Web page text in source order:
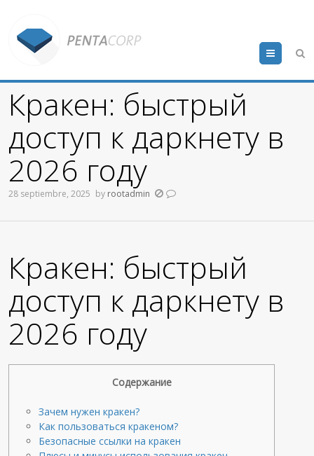
Menu
Кракен: быстрый
доступ к даркнету в
2026 году
28 septiembre, 2025 by rootadmin
Кракен: быстрый
доступ к даркнету в
2026 году
Содержание
Зачем нужен кракен?
Как пользоваться кракеном?
Безопасные ссылки на кракен